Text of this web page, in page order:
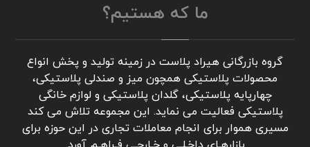
ما که هستیم؟
گروه بازرگانی هیراد پلاست در زمینه تولید و پخش انواع
محصولات پلاستیکی همچون میز و صندلی پلاستیکی،
چهارپایه پلاستیکی، گلدان پلاستیکی و لوازم خانگی
پلاستیکی فعالیت می نماید. این مجموعه تلاش می کند
مسیری هموار برای انجام معاملات تجاری در این حوزه برای